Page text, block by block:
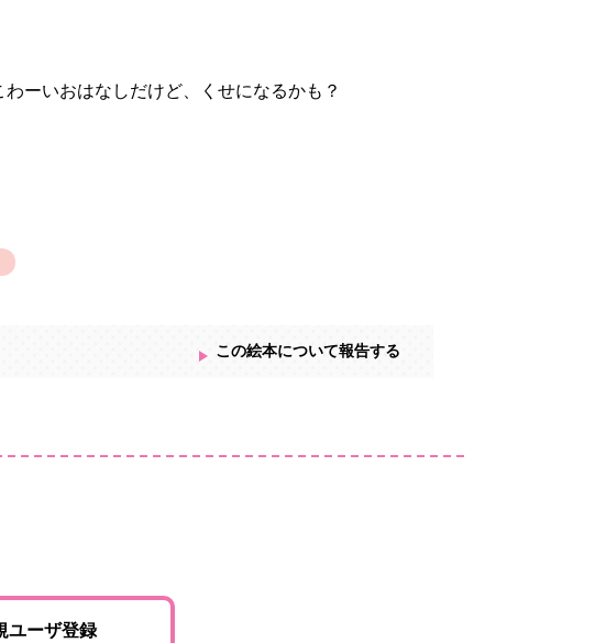
ーいおはなしだけど、くせになるかも？
この絵本について報告する
ユーザ登録